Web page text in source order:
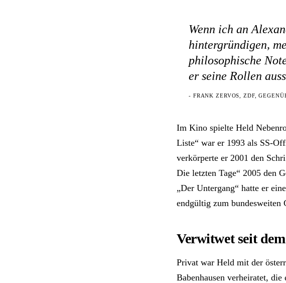
Wenn ich an
hintergründigen,
philosophische
er seine Rollen
- FRANK ZERVOS, ZDF,
Im Kino spielte Held
Liste“ war er 1993 als SS-
verkörperte er 2001 den
Die letzten Tage“ 2005 den
„Der Untergang“ hatte er
endgültig zum bundesweiten
Verwitwet seit
Privat war Held mit der
Babenhausen verheiratet,